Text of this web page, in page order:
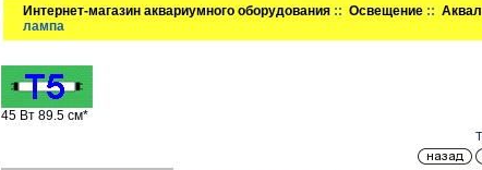
Интернет-магазин аквариумного оборудования ::Освещение ::
лампа
45 Вт 89.5 см*